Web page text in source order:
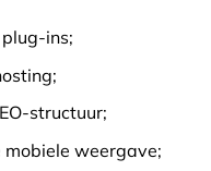
ins;
structuur;
mobiele weergave;